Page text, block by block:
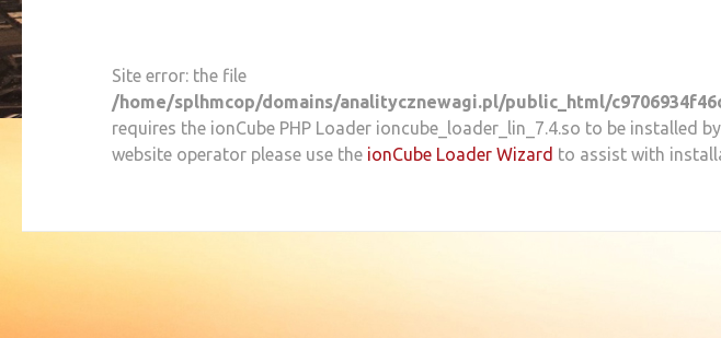
Site error: the file
/home/splhmcop/domains/analitycznewagi.pl/public_html/
requires the ionCube PHP Loader ioncube_loader_lin_7.4.so to be installed
website operator please use the ionCube Loader Wizard to assist with